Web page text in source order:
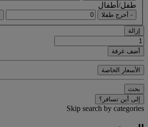
طفل/أطفال
- أخرج طفلا
إزالة
أضف غرفة
الأسعار الخاصة
بحث
إلى أين تسافر؟
Skip search by categories